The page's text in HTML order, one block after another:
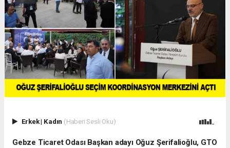
Erkek| Kadın (Haberi Sesli Oku)
Gebze Ticaret Odası Başkan adayı Oğuz Şerifalioğlu, GTO